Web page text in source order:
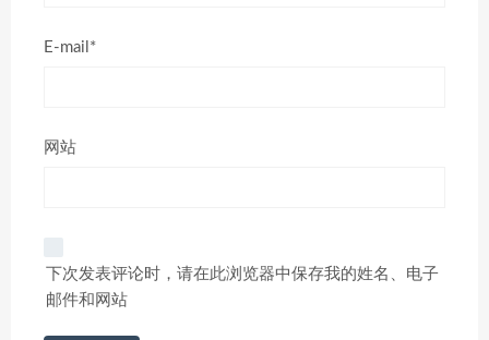
E-mail*
网站
下次发表评论时，请在此浏览器中保存我的姓名、电子
邮件和网站